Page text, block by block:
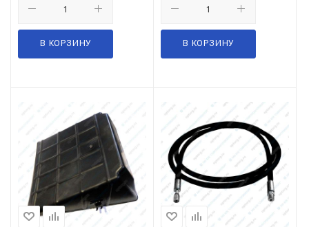
В КОРЗИНУ В КОРЗИНУ